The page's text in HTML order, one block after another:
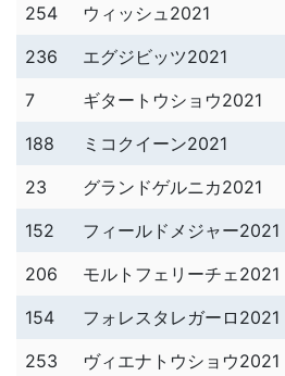
254
ウィッシュ2021
236
エグジビッツ2021
7
ギタートウショウ2021
188
ミコクイーン2021
23
グランドゲルニカ2021
152
フィールドメジャー2021
206
モルトフェリーチェ2021
154
フォレスタレガーロ2021
253
ヴィエナトウショウ2021